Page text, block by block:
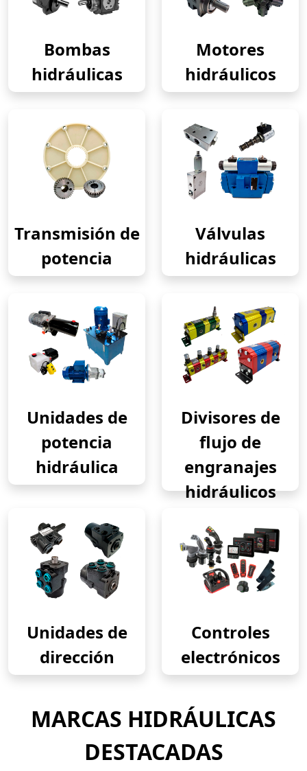
Bombas
hidráulicas
Motores
hidráulicos
Transmisión de
potencia
Válvulas
hidráulicas
Unidades de
potencia
hidráulica
Divisores de
flujo de
engranajes
hidráulicos
Unidades de
dirección
Controles
electrónicos
MARCAS HIDRÁULICAS
DESTACADAS